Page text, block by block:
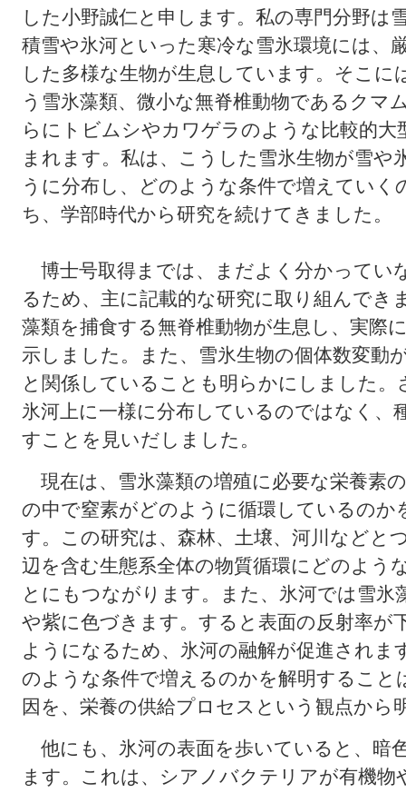
した小野誠仁と申します。私の専門分野は
積雪や氷河といった寒冷な雪氷環境には、
した多様な生物が生息しています。そこに
う雪氷藻類、微小な無脊椎動物であるクマ
らにトビムシやカワゲラのような比較的大
まれます。私は、こうした雪氷生物が雪や
うに分布し、どのような条件で増えていく
ち、学部時代から研究を続けてきました。
博士号取得までは、まだよく分かってい
るため、主に記載的な研究に取り組んでき
藻類を捕食する無脊椎動物が生息し、実際
示しました。また、雪氷生物の個体数変動
と関係していることも明らかにしました
氷河上に一様に分布しているのではなく、
すことを見いだしました。
現在は、雪氷藻類の増殖に必要な栄養素
の中で窒素がどのように循環しているの
す。この研究は、森林、土壌、河川などと
辺を含む生態系全体の物質循環にどのよう
とにもつながります。また、氷河では雪氷
や紫に色づきます。すると表面の反射率が
ようになるため、氷河の融解が促進され
のような条件で増えるのかを解明すること
因を、栄養の供給プロセスという観点か
他にも、氷河の表面を歩いていると、暗
ます。これは、シアノバクテリアが有機